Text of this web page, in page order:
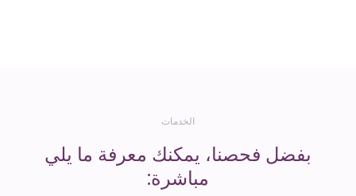
الخدمات
بفضل فحصنا، يمكنك معرفة ما يلي
مباشرة: